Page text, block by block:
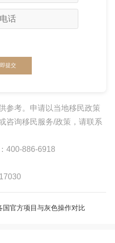
提交
参考。申请以当地移民政策
咨询移民服务/政策，请联系
400-886-6918
国官方项目与灰色操作对比